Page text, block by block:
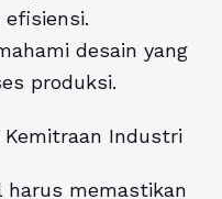
desain yang
produksi.
Kemitraan Industri
harus memastikan